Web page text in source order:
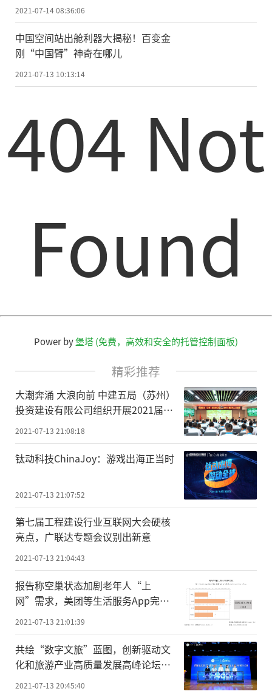
2021-07-14 08:36:06
中国空间站出舱利器大揭秘！百变金
刚“中国臂”神奇在哪儿
2021-07-13 10:13:14
404 Not
Found
Power by堡塔 (免费，高效和安全的托管控制面板)
精彩推荐
大潮奔涌 大浪向前 中建五局（苏州）
投资建设有限公司组织开展2021届新
2021-07-13 21:08:18
钛动科技ChinaJoy：游戏出海正当时
2021-07-13 21:07:52
第七届工程建设行业互联网大会硬核
亮点，广联达专题会议别出新意
2021-07-13 21:04:43
报告称空巢状态加剧老年人“上
网”需求，美团等生活服务App完成
适老化改造
2021-07-13 21:01:39
共绘“数字文旅”蓝图，创新驱动文
化和旅游产业高质量发展高峰论坛在
成都举行
2021-07-13 20:45:40